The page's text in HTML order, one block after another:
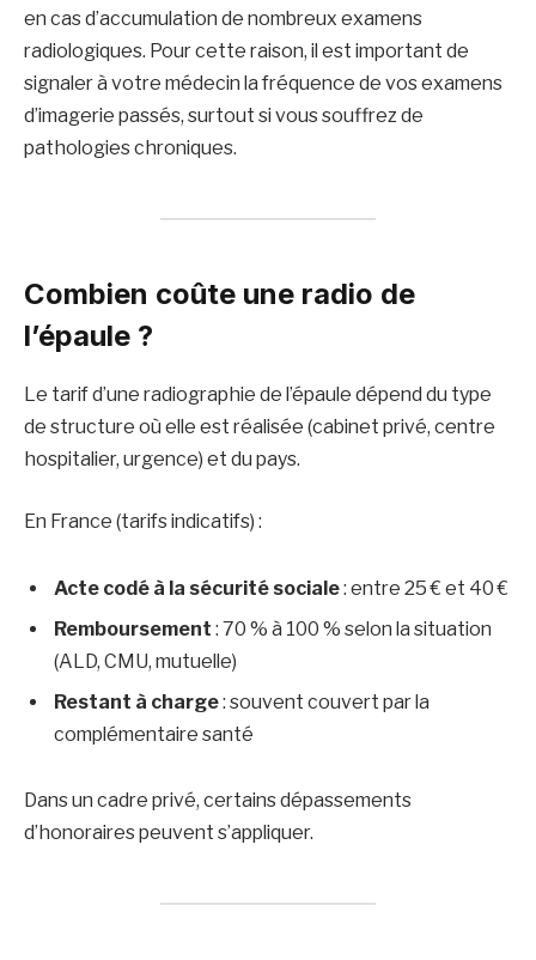
en cas d’accumulation de nombreux examens
radiologiques. Pour cette raison, il est important de
signaler à votre médecin la fréquence de vos examens
d’imagerie passés, surtout si vous souffrez de
pathologies chroniques.
Combien coûte une radio de
l’épaule ?
Le tarif d’une radiographie de l’épaule dépend du type
de structure où elle est réalisée (cabinet privé, centre
hospitalier, urgence) et du pays.
En France (tarifs indicatifs) :
Acte codé à la sécurité sociale: entre 25 € et 40 €
Remboursement : 70 % à 100 % selon la situation
(ALD, CMU, mutuelle)
Restant à charge: souvent couvert par la
complémentaire santé
Dans un cadre privé, certains dépassements
d’honoraires peuvent s’appliquer.